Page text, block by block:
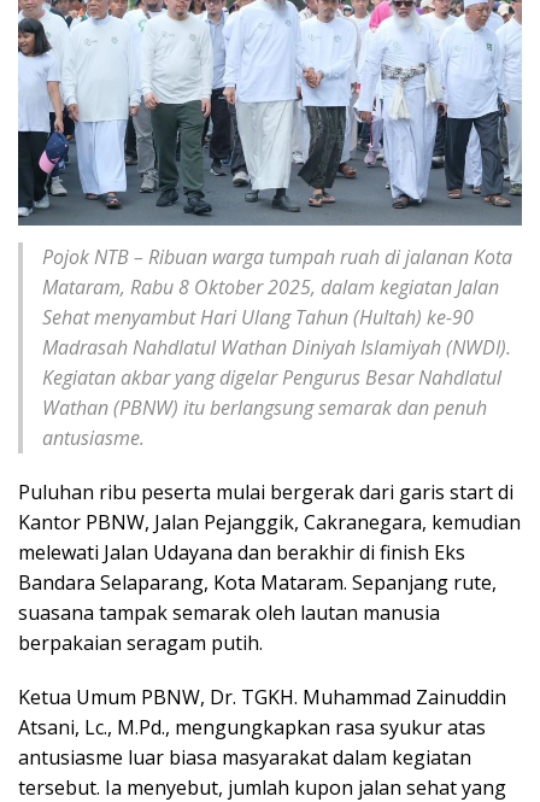
Pojok NTB – Ribuan warga tumpah ruah di jalanan Kota
Mataram, Rabu 8 Oktober 2025, dalam kegiatan Jalan
Sehat menyambut Hari Ulang Tahun (Hultah) ke-90
Madrasah Nahdlatul Wathan Diniyah Islamiyah (NWDI).
Kegiatan akbar yang digelar Pengurus Besar Nahdlatul
Wathan (PBNW) itu berlangsung semarak dan penuh
antusiasme.
Puluhan ribu peserta mulai bergerak dari garis start di
Kantor PBNW, Jalan Pejanggik, Cakranegara, kemudian
melewati Jalan Udayana dan berakhir di finish Eks
Bandara Selaparang, Kota Mataram. Sepanjang rute,
suasana tampak semarak oleh lautan manusia
berpakaian seragam putih.
Ketua Umum PBNW, Dr. TGKH. Muhammad Zainuddin
Atsani, Lc., M.Pd., mengungkapkan rasa syukur atas
antusiasme luar biasa masyarakat dalam kegiatan
tersebut. Ia menyebut, jumlah kupon jalan sehat yang